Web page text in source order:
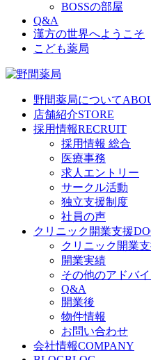
BOSSの部屋
Q&A
漢方の世界へようこそ
こども薬局
野間薬局について
店舗紹介STORE
採用情報RECRUIT
採用情報 総合
医療事務
求人エントリー
サークル活動
独立支援制度
社員の声
クリニック開業支援
クリニック開業
開業実績
その他のアドバ
Q&A
開業後
物件情報
お問い合わせ
会社情報COMPANY